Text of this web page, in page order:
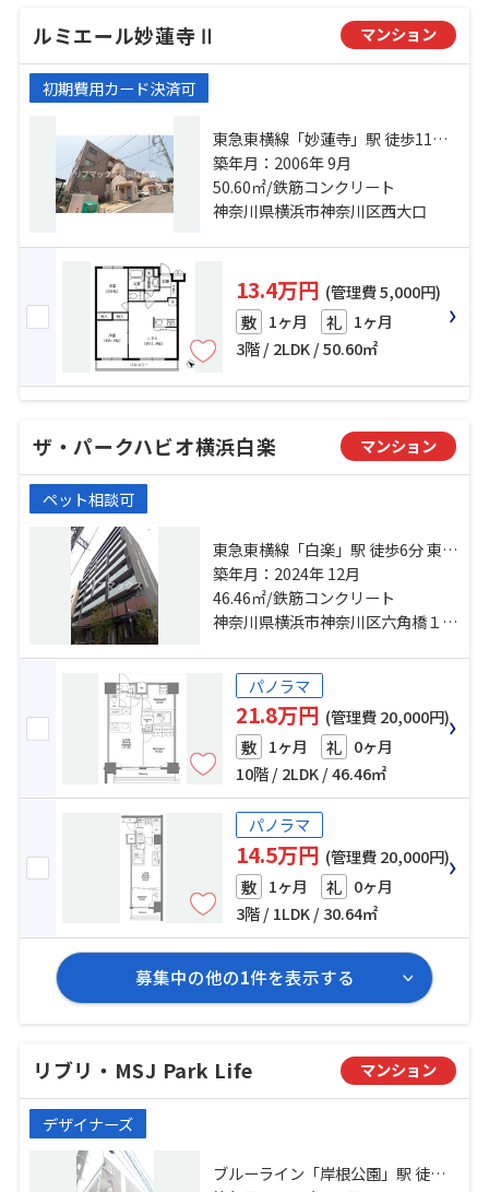
ルミエール妙蓮寺Ⅱ マンション
初期費用カード決済可
東急東横線「妙蓮寺」駅 徒歩11分
横浜線「大口」駅 徒歩13分 東急東
横線「白楽」駅 徒歩18分
築年月：2006年 9月
50.60㎡/鉄筋コンクリート
神奈川県横浜市神奈川区西大口
13.4万円 (管理費 5,000円)
敷 1ヶ月 礼 1ヶ月
3階 / 2LDK / 50.60㎡
ザ・パークハビオ横浜白楽 マンション
ペット相談可
東急東横線「白楽」駅 徒歩6分 東急
東横線「東白楽」駅 徒歩8分 京浜東
北線「東神奈川」駅 徒歩16分
築年月：2024年 12月
46.46㎡/鉄筋コンクリート
神奈川県横浜市神奈川区六角橋１丁目
パノラマ
21.8万円 (管理費 20,000円)
敷 1ヶ月 礼 0ヶ月
10階 / 2LDK / 46.46㎡
パノラマ
14.5万円 (管理費 20,000円)
敷 1ヶ月 礼 0ヶ月
3階 / 1LDK / 30.64㎡
募集中の他の1件を表示する
リブリ・MSJ Park Life マンション
デザイナーズ
ブルーライン「岸根公園」駅 徒歩6